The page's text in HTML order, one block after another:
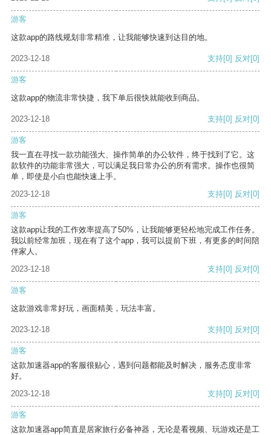
游客
这款app的路线规划非常精准，让我能够快速到达目的地。
2023-12-18 支持[0] 反对[0]
游客
这款app的物流非常快捷，我下单后很快就能收到商品。
2023-12-18 支持[0] 反对[0]
游客
我一直在寻找一款功能强大、操作简单的办公软件，终于找到了它。这
款软件的功能非常强大，可以满足我日常办公的所有需求。操作也很简
单，即使是小白也能快速上手。
2023-12-18
支持[0] 反对[0]
游客
这款app让我的工作效率提高了50%，让我能够更轻松地完成工作任务。
我以前经常加班，现在有了这个app，我可以提前下班，有更多的时间陪
伴家人。
2023-12-18
支持[0] 反对[0]
游客
这款游戏非常好玩，画面精美，玩法丰富。
2023-12-18 支持[0] 反对[0]
游客
这款加速器app的客服很贴心，遇到问题都能及时解决，服务态度非常
好。
2023-12-18
支持[0] 反对[0]
游客
这款加速器app简直是居家旅行必备神器，无论是看视频、玩游戏还是工